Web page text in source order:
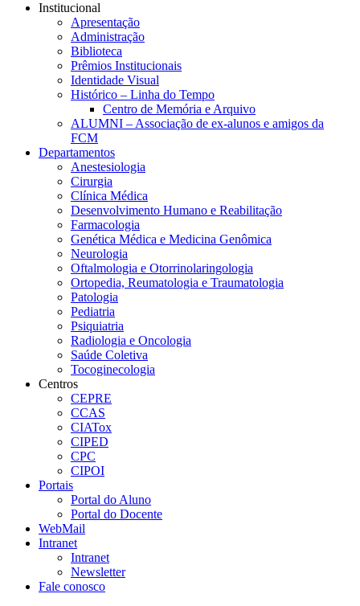
Institucional
Apresentação
Administração
Biblioteca
Prêmios Institucionais
Identidade Visual
Histórico – Linha do Tempo
Centro de Memória e Arquivo
ALUMNI – Associação de ex-alunos e amigos da
FCM
Departamentos
Anestesiologia
Cirurgia
Clínica Médica
Desenvolvimento Humano e Reabilitação
Farmacologia
Genética Médica e Medicina Genômica
Neurologia
Oftalmologia e Otorrinolaringologia
Ortopedia, Reumatologia e Traumatologia
Patologia
Pediatria
Psiquiatria
Radiologia e Oncologia
Saúde Coletiva
Tocoginecologia
Centros
CEPRE
CCAS
CIATox
CIPED
CPC
CIPOI
Portais
Portal do Aluno
Portal do Docente
WebMail
Intranet
Intranet
Newsletter
Fale conosco